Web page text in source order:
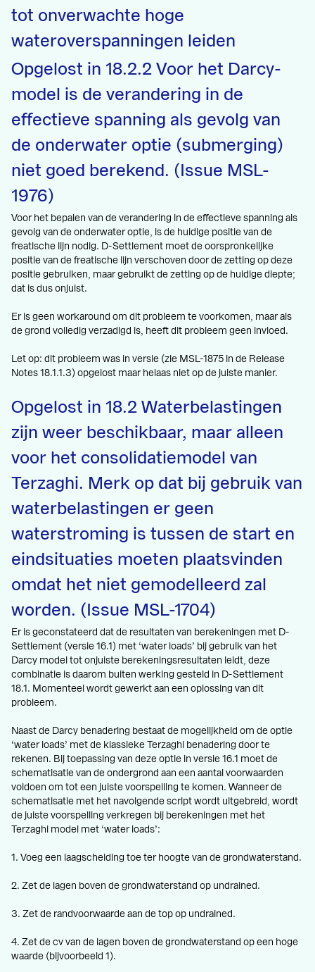
tot onverwachte hoge
wateroverspanningen leiden
Opgelost in 18.2.2 Voor het Darcy-
model is de verandering in de
effectieve spanning als gevolg van
de onderwater optie (submerging)
niet goed berekend. (Issue MSL-
1976)
Voor het bepalen van de verandering in de effectieve spanning als
gevolg van de onderwater optie, is de huidige positie van de
freatische lijn nodig. D-Settlement moet de oorspronkelijke
positie van de freatische lijn verschoven door de zetting op deze
positie gebruiken, maar gebruikt de zetting op de huidige diepte;
dat is dus onjuist.
Er is geen workaround om dit probleem te voorkomen, maar als
de grond volledig verzadigd is, heeft dit probleem geen invloed.
Let op: dit probleem was in versie (zie MSL-1875 in de Release
Notes 18.1.1.3) opgelost maar helaas niet op de juiste manier.
Opgelost in 18.2 Waterbelastingen
zijn weer beschikbaar, maar alleen
voor het consolidatiemodel van
Terzaghi. Merk op dat bij gebruik van
waterbelastingen er geen
waterstroming is tussen de start en
eindsituaties moeten plaatsvinden
omdat het niet gemodelleerd zal
worden. (Issue MSL-1704)
Er is geconstateerd dat de resultaten van berekeningen met D-
Settlement (versie 16.1) met ‘water loads’ bij gebruik van het
Darcy model tot onjuiste berekeningsresultaten leidt, deze
combinatie is daarom buiten werking gesteld in D-Settlement
18.1. Momenteel wordt gewerkt aan een oplossing van dit
probleem.
Naast de Darcy benadering bestaat de mogelijkheid om de optie
‘water loads’ met de klassieke Terzaghi benadering door te
rekenen. Bij toepassing van deze optie in versie 16.1 moet de
schematisatie van de ondergrond aan een aantal voorwaarden
voldoen om tot een juiste voorspelling te komen. Wanneer de
schematisatie met het navolgende script wordt uitgebreid, wordt
de juiste voorspelling verkregen bij berekeningen met het
Terzaghi model met ‘water loads’:
1. Voeg een laagscheiding toe ter hoogte van de grondwaterstand.
2. Zet de lagen boven de grondwaterstand op undrained.
3. Zet de randvoorwaarde aan de top op undrained.
4. Zet de cv van de lagen boven de grondwaterstand op een hoge
waarde (bijvoorbeeld 1).